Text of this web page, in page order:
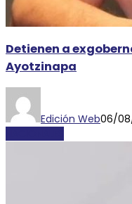
Detienen a
Ayotzinapa
Edición Web06/